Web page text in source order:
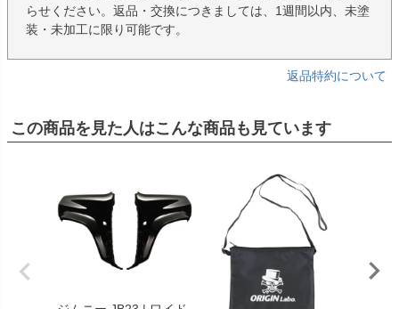
らせください。返品・交換につきましては、1週間以内、未塗
装・未加工に限り可能です。
返品特約について
この商品を見た人はこんな商品も見ています